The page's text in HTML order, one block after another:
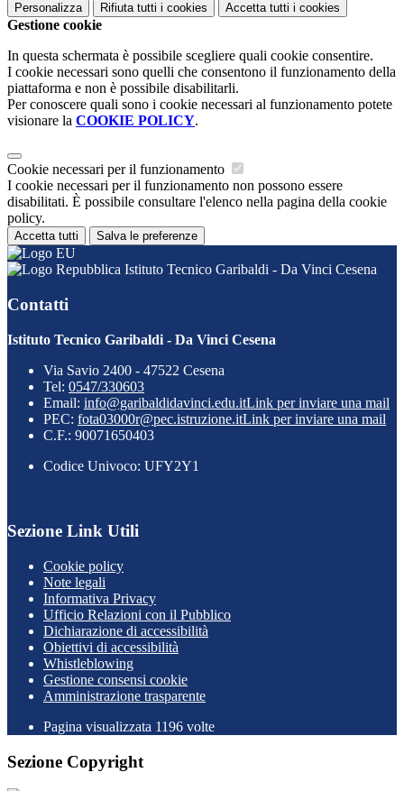
Personalizza Rifiuta tutti i cookies Accetta tutti i cookies
Gestione cookie
In questa schermata è possibile scegliere quali cookie consentire.
I cookie necessari sono quelli che consentono il funzionamento della
piattaforma e non è possibile disabilitarli.
Per conoscere quali sono i cookie necessari al funzionamento potete
visionare la COOKIE POLICY.
Cookie necessari per il funzionamento
I cookie necessari per il funzionamento non possono essere
disabilitati. È possibile consultare l'elenco nella pagina della cookie
policy.
Accetta tutti Salva le preferenze
Istituto Tecnico Garibaldi - Da Vinci Cesena
Contatti
Istituto Tecnico Garibaldi - Da Vinci Cesena
Via Savio 2400 - 47522 Cesena
Tel: 0547/330603
Email: info@garibaldidavinci.edu.itLink per inviare una mail
PEC: fota03000r@pec.istruzione.itLink per inviare una mail
C.F.: 90071650403
Codice Univoco: UFY2Y1
Sezione Link Utili
Cookie policy
Note legali
Informativa Privacy
Ufficio Relazioni con il Pubblico
Dichiarazione di accessibilità
Obiettivi di accessibilità
Whistleblowing
Gestione consensi cookie
Amministrazione trasparente
Pagina visualizzata 1196 volte
Sezione Copyright